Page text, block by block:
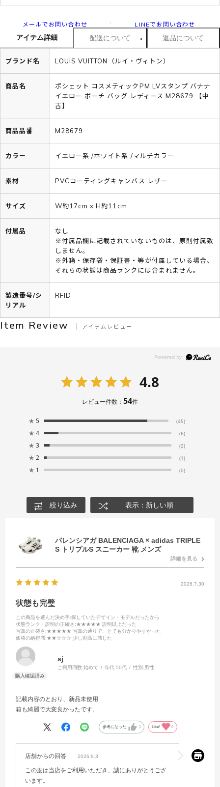
メールでお問い合わせ LINEでお問い合わせ
アイテム詳細 配送について 返品について
ブランド名 LOUIS VUITTON（ルイ・ヴィトン）
商品名
ポシェット コスメティックPM LVスタンプ バナナ
イエロー ポーチ バッグ レディース M28679 【中
古】
商品品番 M28679
カラー イエロー系 /ホワイト系 /マルチカラー
素材 PVCコーティングキャンバス レザー
サイズ W約17cm x H約11cm
付属品
なし
※付属品欄に記載されていないものは、原則付属致
しません。
※外箱・保存袋・保証書・等が付属している場合、
それらの状態は商品ランクには含まれません。
製造番号/シ
リアル
RFID
Item Review アイテムレビュー
4.8
レビュー件数： 54件
★ 5 (45)
★ 4 (6)
★ 3 (2)
★ 2 (1)
★ 1 (0)
絞り込み 表示：新しい順
バレンシアガ BALENCIAGA × adidas TRIPLE
S トリプルS スニーカー 靴 メンズ
詳細を見る
2026.7.30
状態も完璧
この商品を選んだ決め手:探していたデザイン・モデルだったから
状態ランク・説明の正確さ :★★★★★ 説明以上だった
写真の正確さ :★★★★★ 写真の通りで、とても分かりやすかった
価格の納得感:★★☆☆☆ 少し割高に感じた
sj
ご利用回数:始めて 年代:50代 性別:男性
記載内容のとおり、新品未使用
箱も綺麗で大変良かったです。
参考になった 1 Like! 0
店舗からの回答 2026.8.3
この度は当店をご利用いただき、誠にありがとうござ
います。